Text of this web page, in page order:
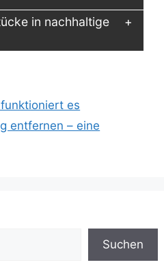
in nachhaltige
es
entfernen – eine
Suchen